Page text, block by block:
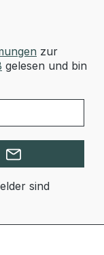
zur
gelesen und bin
sind